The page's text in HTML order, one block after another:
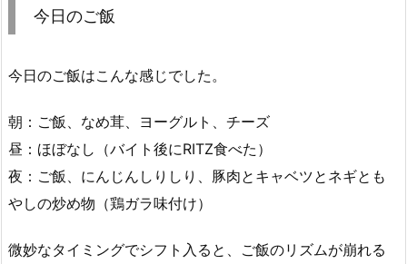
今日のご飯
今日のご飯はこんな感じでした。
朝：ご飯、なめ茸、ヨーグルト、チーズ
昼：ほぼなし（バイト後にRITZ食べた）
夜：ご飯、にんじんしりしり、豚肉とキャベツとネギとも
やしの炒め物（鶏ガラ味付け）
微妙なタイミングでシフト入ると、ご飯のリズムが崩れる